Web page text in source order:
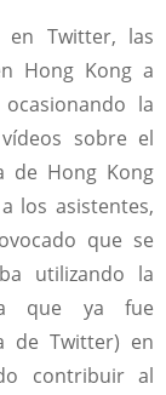
en Twitter, las
Hong Kong a
la
sobre el
de Hong Kong
los asistentes,
que se
utilizando la
que ya fue
de Twitter) en
contribuir al